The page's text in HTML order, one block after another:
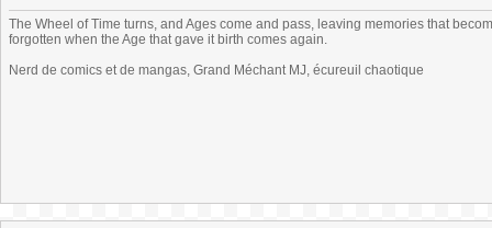
The Wheel of Time turns, and Ages come and pass, leaving memories that
forgotten when the Age that gave it birth comes again.
Nerd de comics et de mangas, Grand Méchant MJ, écureuil chaotique